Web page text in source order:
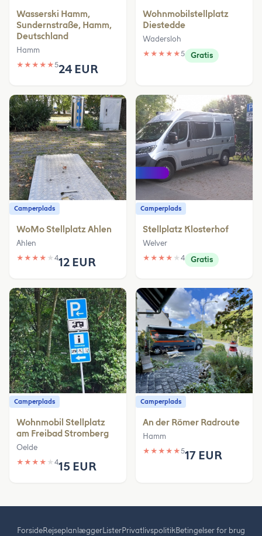
Wasserski Hamm,
Sundernstraße, Hamm,
Deutschland
Hamm
★ ★ ★ ★ ★524 EUR
Wohnmobilstellplatz
Diestedde
Wadersloh
★ ★ ★ ★ ★5 Gratis
Camperplads
WoMo Stellplatz Ahlen
Ahlen
★ ★ ★ ★ ★ 412 EUR
Camperplads
Stellplatz Klosterhof
Welver
★ ★ ★ ★ ★ 4 Gratis
Camperplads
Wohnmobil Stellplatz
am Freibad Stromberg
Oelde
★ ★ ★ ★ ★ 415 EUR
Camperplads
An der Römer Radroute
Hamm
★ ★ ★ ★ ★517 EUR
ForsideRejseplanlæggerListerPrivatlivspolitikBetingelser for brug